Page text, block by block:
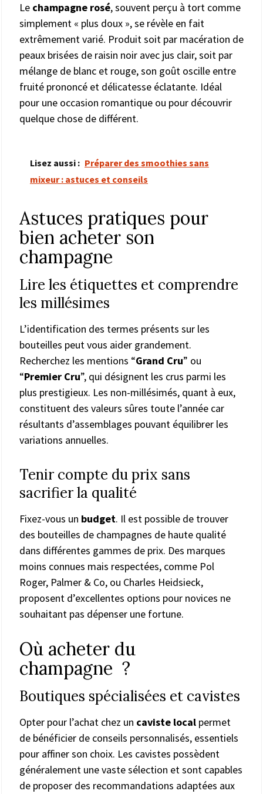
Le champagne rosé, souvent perçu à tort comme
simplement « plus doux », se révèle en fait
extrêmement varié. Produit soit par macération de
peaux brisées de raisin noir avec jus clair, soit par
mélange de blanc et rouge, son goût oscille entre
fruité prononcé et délicatesse éclatante. Idéal
pour une occasion romantique ou pour découvrir
quelque chose de différent.
Lisez aussi : Préparer des smoothies sans
mixeur : astuces et conseils
Astuces pratiques pour
bien acheter son
champagne
Lire les étiquettes et comprendre
les millésimes
L’identification des termes présents sur les
bouteilles peut vous aider grandement.
Recherchez les mentions “Grand Cru” ou
“Premier Cru”, qui désignent les crus parmi les
plus prestigieux. Les non-millésimés, quant à eux,
constituent des valeurs sûres toute l’année car
résultants d’assemblages pouvant équilibrer les
variations annuelles.
Tenir compte du prix sans
sacrifier la qualité
Fixez-vous un budget. Il est possible de trouver
des bouteilles de champagnes de haute qualité
dans différentes gammes de prix. Des marques
moins connues mais respectées, comme Pol
Roger, Palmer & Co, ou Charles Heidsieck,
proposent d’excellentes options pour novices ne
souhaitant pas dépenser une fortune.
Où acheter du
champagne ?
Boutiques spécialisées et cavistes
Opter pour l’achat chez un caviste local permet
de bénéficier de conseils personnalisés, essentiels
pour affiner son choix. Les cavistes possèdent
généralement une vaste sélection et sont capables
de proposer des recommandations adaptées aux